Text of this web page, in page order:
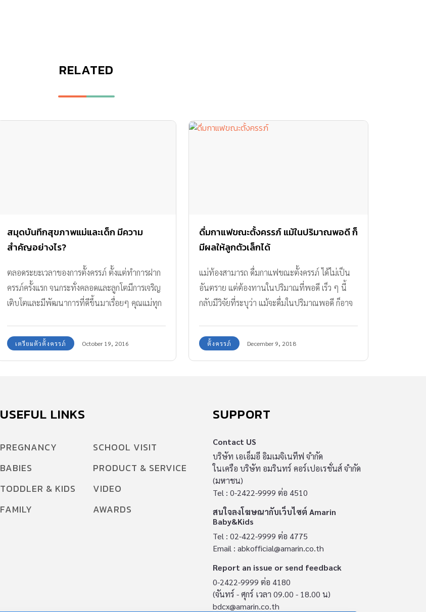
RELATED
สมุดบันทึกสุขภาพแม่และเด็ก มีความ
สำคัญอย่างไร?
ตลอดระยะเวลาของการตั้งครรภ์ ตั้งแต่ทำการฝาก
ครรภ์ครั้งแรก จนกระทั่งคลอดและลูกโตมีการเจริญ
เติบโตและมีพัฒนาการที่ดีขึ้นมาเรื่อยๆ คุณแม่ทุก
เตรียมตัวตั้งครรภ์ October 19, 2016
ดื่มกาแฟขณะตั้งครรภ์ แม้ในปริมาณพอดี ก็
มีผลให้ลูกตัวเล็กได้
แม่ท้องสามารถ ดื่มกาแฟขณะตั้งครรภ์ ได้ไม่เป็น
อันตราย แต่ต้องทานในปริมาณที่พอดี เร็ว ๆ นี้
กลับมีวิจัยที่ระบุว่า แม้จะดื่มในปริมาณพอดี ก็อาจ
ตั้งครรภ์ December 9, 2018
USEFUL LINKS
PREGNANCY
BABIES
TODDLER & KIDS
FAMILY
SCHOOL VISIT
PRODUCT & SERVICE
VIDEO
AWARDS
SUPPORT
Contact US
บริษัท เอเอ็มอี อิมเมจิเนทีฟ จำกัด
ในเครือ บริษัท อมรินทร์ คอร์เปอเรชั่นส์ จำกัด
(มหาชน)
Tel : 0-2422-9999 ต่อ 4510
สนใจลงโฆษณากับเว็บไซต์ Amarin
Baby&Kids
Tel : 02-422-9999 ต่อ 4775
Email : abkofficial@amarin.co.th
Report an issue or send feedback
0-2422-9999 ต่อ 4180
(จันทร์ - ศุกร์ เวลา 09.00 - 18.00 น)
bdcx@amarin.co.th